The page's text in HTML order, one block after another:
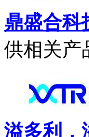
鼎盛合科
供相关产
溢多利，